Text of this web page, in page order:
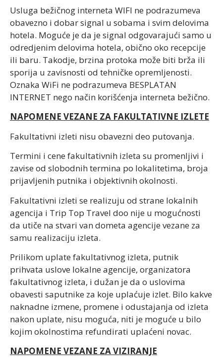
Usluga bežičnog interneta WIFI ne podrazumeva
obavezno i dobar signal u sobama i svim delovima
hotela. Moguće je da je signal odgovarajući samo u
odredjenim delovima hotela, obično oko recepcije
ili baru. Takodje, brzina protoka može biti brža ili
sporija u zavisnosti od tehničke opremljenosti.
Oznaka WiFi ne podrazumeva BESPLATAN
INTERNET nego način korišćenja interneta bežično.
NAPOMENE VEZANE ZA FAKULTATIVNE IZLETE
Fakultativni izleti nisu obavezni deo putovanja.
Termini i cene fakultativnih izleta su promenljivi i
zavise od slobodnih termina po lokalitetima, broja
prijavljenih putnika i objektivnih okolnosti.
Fakultativni izleti se realizuju od strane lokalnih
agencija i Trip Top Travel doo nije u mogućnosti
da utiče na stvari van dometa agencije vezane za
samu realizaciju izleta.
Prilikom uplate fakultativnog izleta, putnik
prihvata uslove lokalne agencije, organizatora
fakultativnog izleta, i dužan je da o uslovima
obavesti saputnike za koje uplaćuje izlet. Bilo kakve
naknadne izmene, promene i odustajanja od izleta
nakon uplate, nisu moguća, niti je moguće u bilo
kojim okolnostima refundirati uplaćeni novac.
NAPOMENE VEZANE ZA VIZIRANJE